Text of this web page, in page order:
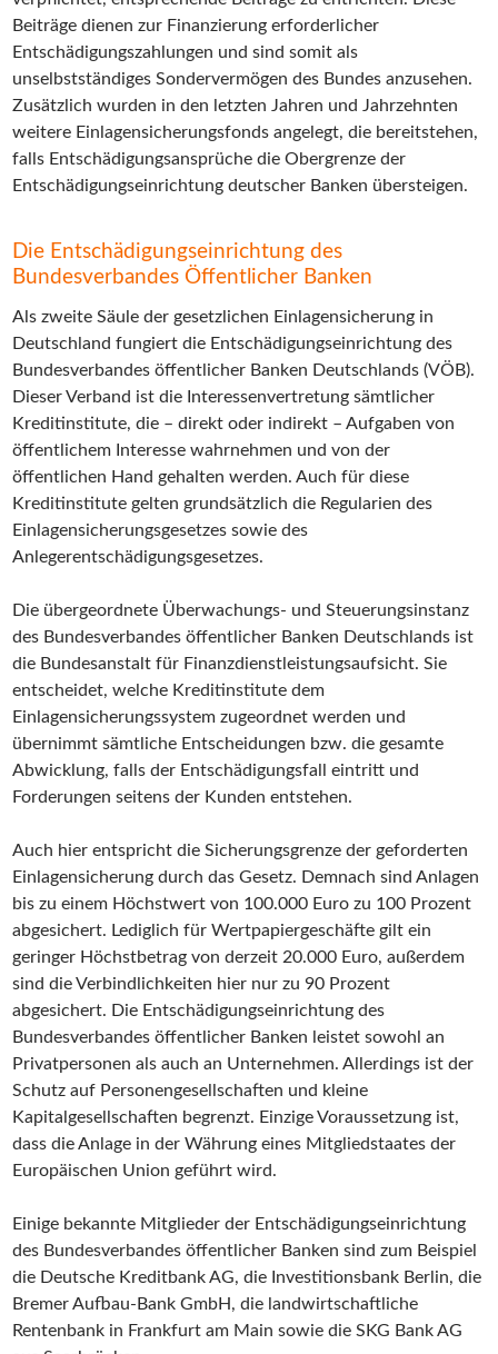
Beiträge dienen zur Finanzierung erforderlicher
Entschädigungszahlungen und sind somit als
unselbstständiges Sondervermögen des Bundes anzusehen.
Zusätzlich wurden in den letzten Jahren und Jahrzehnten
weitere Einlagensicherungsfonds angelegt, die bereitstehen,
falls Entschädigungsansprüche die Obergrenze der
Entschädigungseinrichtung deutscher Banken übersteigen.
Die Entschädigungseinrichtung des
Bundesverbandes Öffentlicher Banken
Als zweite Säule der gesetzlichen Einlagensicherung in
Deutschland fungiert die Entschädigungseinrichtung des
Bundesverbandes öffentlicher Banken Deutschlands (VÖB).
Dieser Verband ist die Interessenvertretung sämtlicher
Kreditinstitute, die – direkt oder indirekt – Aufgaben von
öffentlichem Interesse wahrnehmen und von der
öffentlichen Hand gehalten werden. Auch für diese
Kreditinstitute gelten grundsätzlich die Regularien des
Einlagensicherungsgesetzes sowie des
Anlegerentschädigungsgesetzes.
Die übergeordnete Überwachungs- und Steuerungsinstanz
des Bundesverbandes öffentlicher Banken Deutschlands ist
die Bundesanstalt für Finanzdienstleistungsaufsicht. Sie
entscheidet, welche Kreditinstitute dem
Einlagensicherungssystem zugeordnet werden und
übernimmt sämtliche Entscheidungen bzw. die gesamte
Abwicklung, falls der Entschädigungsfall eintritt und
Forderungen seitens der Kunden entstehen.
Auch hier entspricht die Sicherungsgrenze der geforderten
Einlagensicherung durch das Gesetz. Demnach sind Anlagen
bis zu einem Höchstwert von 100.000 Euro zu 100 Prozent
abgesichert. Lediglich für Wertpapiergeschäfte gilt ein
geringer Höchstbetrag von derzeit 20.000 Euro, außerdem
sind die Verbindlichkeiten hier nur zu 90 Prozent
abgesichert. Die Entschädigungseinrichtung des
Bundesverbandes öffentlicher Banken leistet sowohl an
Privatpersonen als auch an Unternehmen. Allerdings ist der
Schutz auf Personengesellschaften und kleine
Kapitalgesellschaften begrenzt. Einzige Voraussetzung ist,
dass die Anlage in der Währung eines Mitgliedstaates der
Europäischen Union geführt wird.
Einige bekannte Mitglieder der Entschädigungseinrichtung
des Bundesverbandes öffentlicher Banken sind zum Beispiel
die Deutsche Kreditbank AG, die Investitionsbank Berlin, die
Bremer Aufbau-Bank GmbH, die landwirtschaftliche
Rentenbank in Frankfurt am Main sowie die SKG Bank AG